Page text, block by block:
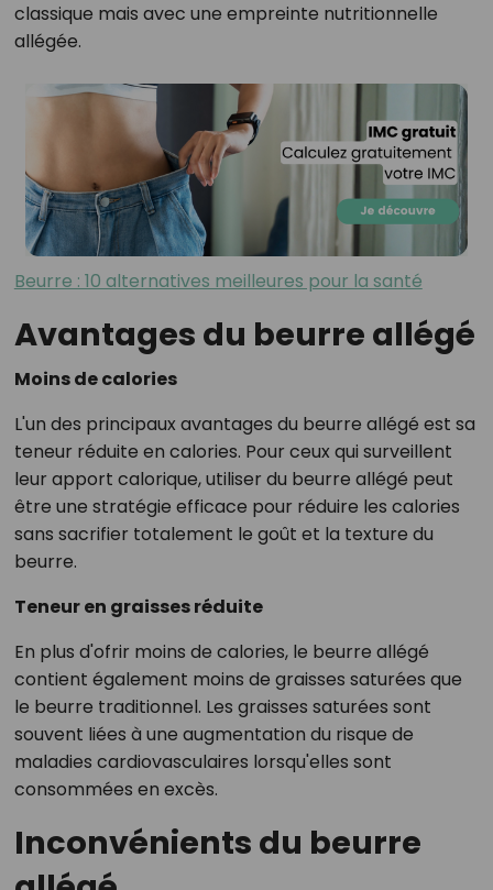
classique mais avec une empreinte nutritionnelle
allégée.
Beurre : 10 alternatives meilleures pour la santé
Avantages du beurre allégé
Moins de calories
L'un des principaux avantages du beurre allégé est sa
teneur réduite en calories. Pour ceux qui surveillent
leur apport calorique, utiliser du beurre allégé peut
être une stratégie efficace pour réduire les calories
sans sacrifier totalement le goût et la texture du
beurre.
Teneur en graisses réduite
En plus d'ofrir moins de calories, le beurre allégé
contient également moins de graisses saturées que
le beurre traditionnel. Les graisses saturées sont
souvent liées à une augmentation du risque de
maladies cardiovasculaires lorsqu'elles sont
consommées en excès.
Inconvénients du beurre